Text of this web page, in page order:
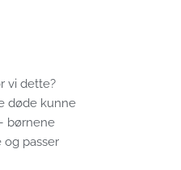
vi dette?
døde kunne
børnene
passer